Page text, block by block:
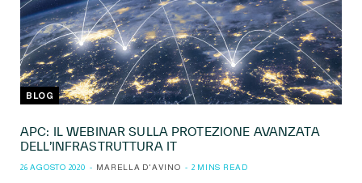
BLOG
APC: IL WEBINAR SULLA PROTEZIONE AVANZATA
DELL’INFRASTRUTTURA IT
26 AGOSTO 2020 MARELLA D'AVINO 2 MINS READ